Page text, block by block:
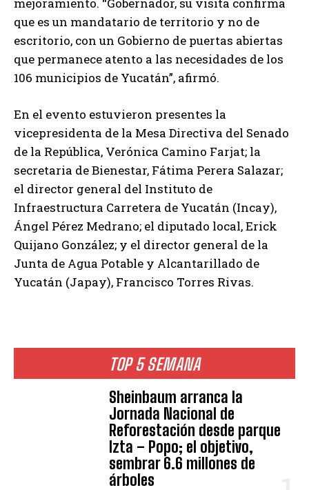
TOP 5 SEMANA
Sheinbaum arranca la
Jornada Nacional de
Reforestación desde parque
Izta – Popo; el objetivo,
sembrar 6.6 millones de
árboles
que es un mandatario de territorio y no de
escritorio, con un Gobierno de puertas abiertas
que permanece atento a las necesidades de los
106 municipios de Yucatán”, afirmó.
En el evento estuvieron presentes la
vicepresidenta de la Mesa Directiva del Senado
de la República, Verónica Camino Farjat; la
secretaria de Bienestar, Fátima Perera Salazar;
el director general del Instituto de
Infraestructura Carretera de Yucatán (Incay),
Ángel Pérez Medrano; el diputado local, Erick
Quijano González; y el director general de la
Junta de Agua Potable y Alcantarillado de
Yucatán (Japay), Francisco Torres Rivas.